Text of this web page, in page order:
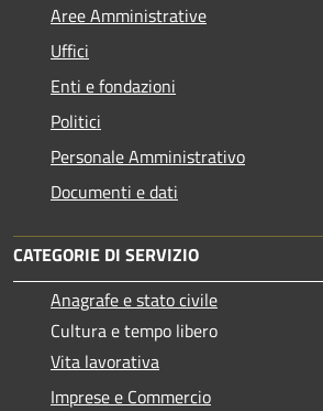
Aree Amministrative
Uffici
Enti e fondazioni
Politici
Personale Amministrativo
Documenti e dati
CATEGORIE DI SERVIZIO
Anagrafe e stato civile
Cultura e tempo libero
Vita lavorativa
Imprese e Commercio